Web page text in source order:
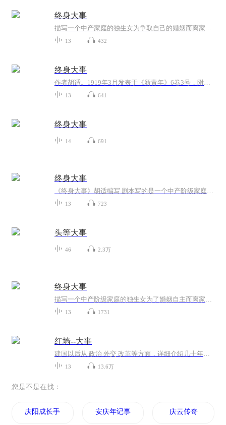
终身大事
描写一个中产家庭的独生女为争取自己的婚姻而离家出走的故事。。。
13 432
终身大事
作者胡适。1919年3月发表于《新青年》6卷3号，附有作者的序和跋。作者说原是应朋友之约用英文写成，后译成中文。是中国最早的话剧作品之一。剧本描写一个中产家庭的独生女田亚梅为争取婚姻自主而离家出走的故事。亚梅留学归来，自主选中了多年在一起的朋友...
13 641
终身大事
14 691
终身大事
《终身大事》胡适编写 剧本写的是一个中产阶级家庭的独生女田亚梅为争取婚姻自主而离家出走的故事。该剧剧情 比较简单，具有鲜明的反封建主题，该剧对以后的社会问题剧的创作和演出具有极大的推动 用。
13 723
头等大事
46 2.3万
终身大事
描写一个中产阶级家庭的独生女为了婚姻自主而离家出走的故事。
13 1731
红墙--大事
建国以后从 政治 外交 改革等方面，详细介绍几十年的变化，是近代史较为详细的文章。
13 13.6万
您是不是在找：
庆阳成长手札 安庆年记事 庆云传奇